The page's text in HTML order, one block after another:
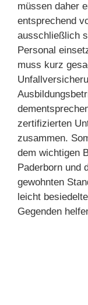
müssen daher
entsprechend
ausschließlich
Personal
muss kurz
zertifizierten
zusammen.
dem wichtigen
Paderborn und
gewohnten
leicht
Gegenden